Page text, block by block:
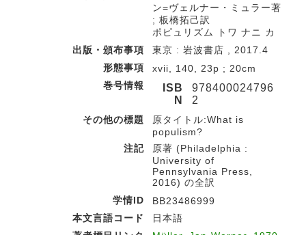
ン=ヴェルナー・ミュラー著
; 板橋拓己訳
ポピュリズム トワ ナニ カ
出版・頒布事項
東京 : 岩波書店 , 2017.4
形態事項
xvii, 140, 23p ; 20cm
巻号情報
ISB
N
978400024796
2
その他の標題
原タイトル:What is
populism?
注記
原著 (Philadelphia :
University of
Pennsylvania Press,
2016) の全訳
学情ID
BB23486999
本文言語コード
日本語